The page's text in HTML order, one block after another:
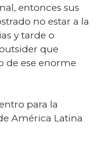
entonces sus
no estar a la
y tarde o
que
de ese enorme
para la
América Latina